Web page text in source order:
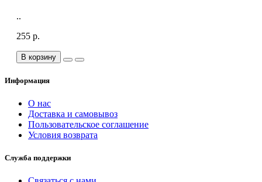
..
255 р.
В корзину
Информация
О нас
Доставка и самовывоз
Пользовательское соглашение
Условия возврата
Служба поддержки